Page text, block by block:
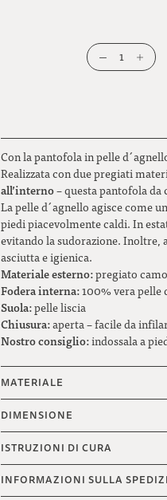
1
Con la pantofola in pelle
Realizzata con due pregiati
all’interno– questa pantofola
La pelle d´agnello agisce come
piedi piacevolmente caldi. In
evitando la sudorazione. Inoltre,
asciutta e igienica.
Materiale esterno:pregiato
Fodera interna:100% vera pelle
Suola:pelle liscia
Chiusura:aperta – facile da
Nostro consiglio:indossala a
MATERIALE
DIMENSIONE
ISTRUZIONI DI CURA
INFORMAZIONI SULLA